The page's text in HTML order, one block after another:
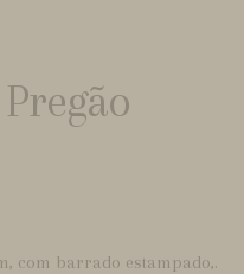
com barrado estampado,.